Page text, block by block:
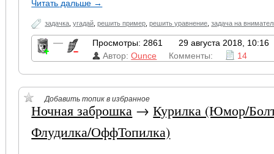
Читать дальше →
задачка ,угадай ,решить пример ,решить уравнение ,задача на
— Просмотры: 2861
29 августа 2018, 10:16
Автор:Ounce Комменты: 14
Добавить топик в избранное
Ночная заброшка →Курилка (Юмор/
Флудилка/ОффТопилка)